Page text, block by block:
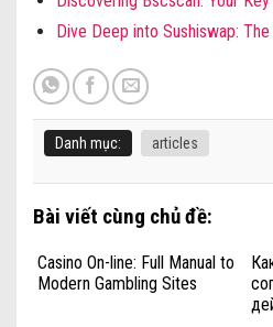
Dive Deep into Sushiswap:
Danh mục: articles
Bài viết cùng chủ đề:
Casino On-line: Full Manual to
Modern Gambling Sites